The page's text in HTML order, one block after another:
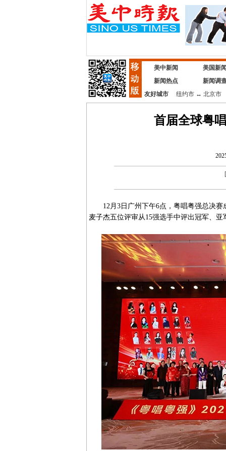
美中新闻
美国新
新闻热点
新闻调
友好城市
纽约市↔ 北京市
首届全球粤
[
12月3日广州下午6点，粤唱粤强总决赛
麦子杰五位评审从15强选手中评出冠军、亚